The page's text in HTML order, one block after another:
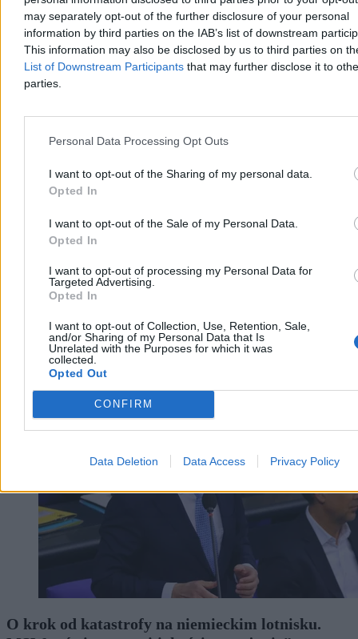
may separately opt-out of the further disclosure of your personal
information by third parties on the IAB’s list of downstream
This information may also be disclosed by us to third parties on
List of Downstream Participants that may further disclose it to
parties.
Personal Data Processing Opt Outs
I want to opt-out of the Sharing of my personal data.
Opted In
I want to opt-out of the Sale of my Personal Data.
Opted In
I want to opt-out of processing my Personal Data for
Targeted Advertising.
Opted In
I want to opt-out of Collection, Use, Retention, Sale,
and/or Sharing of my Personal Data that Is
Unrelated with the Purposes for which it was
collected.
Opted Out
CONFIRM
Data Deletion Data Access Privacy Policy
pierwsze wyroki pozbawienia wolności, a wobec ponad połowy
oskarżonych zastosowano środki zapobiegawcze w postaci
tymczasowego aresztu.
Dzisiaj 07:41
Reklama
Świat
O krok od katastrofy na niemieckim lotnisku.